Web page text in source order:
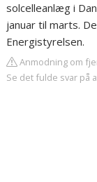
solcelleanlæg i
januar til marts.
Energistyrelsen.
Anmodning om
Se det fulde svar på